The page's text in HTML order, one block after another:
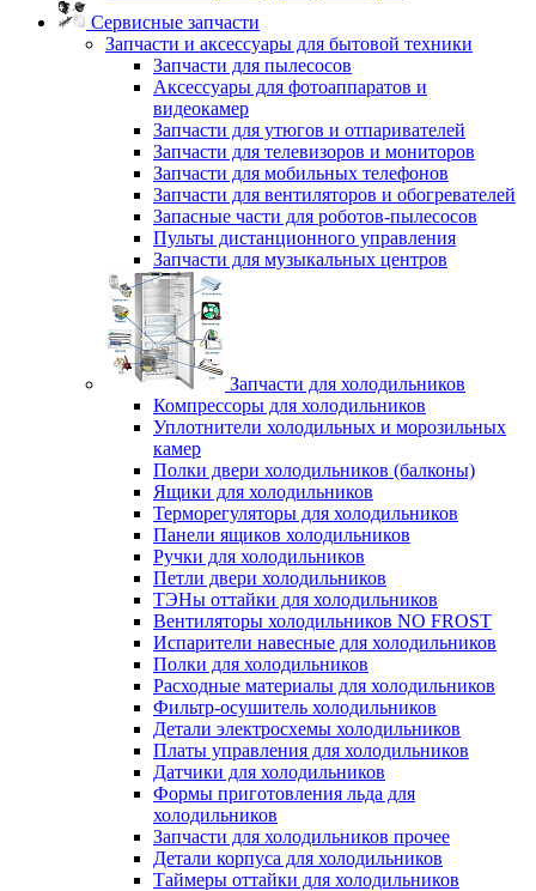
Сервисные запчасти
Запчасти и аксессуары для бытовой техники
Запчасти для пылесосов
Аксессуары для фотоаппаратов и
видеокамер
Запчасти для утюгов и отпаривателей
Запчасти для телевизоров и мониторов
Запчасти для мобильных телефонов
Запчасти для вентиляторов и обогревателей
Запасные части для роботов-пылесосов
Пульты дистанционного управления
Запчасти для музыкальных центров
Запчасти для холодильников
Компрессоры для холодильников
Уплотнители холодильных и морозильных
камер
Полки двери холодильников (балконы)
Ящики для холодильников
Терморегуляторы для холодильников
Панели ящиков холодильников
Ручки для холодильников
Петли двери холодильников
ТЭНы оттайки для холодильников
Вентиляторы холодильников NO FROST
Испарители навесные для холодильников
Полки для холодильников
Расходные материалы для холодильников
Фильтр-осушитель холодильников
Детали электросхемы холодильников
Платы управления для холодильников
Датчики для холодильников
Формы приготовления льда для
холодильников
Запчасти для холодильников прочее
Детали корпуса для холодильников
Таймеры оттайки для холодильников